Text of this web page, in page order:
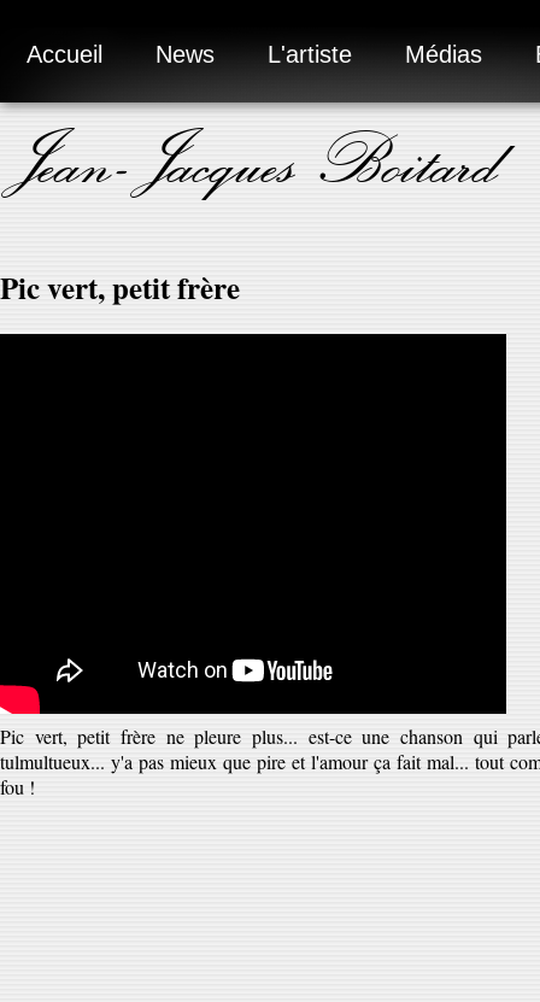
Accueil News L'artiste Médias
Jean-Jacques Boitard
Pic vert, petit frère
Pic vert, petit frère ne pleure plus... est-ce une chanson qui
tulmultueux... y'a pas mieux que pire et l'amour ça fait mal... tout
fou !